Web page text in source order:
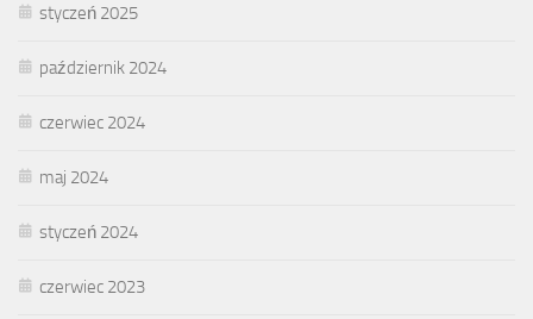
styczeń 2025
październik 2024
czerwiec 2024
maj 2024
styczeń 2024
czerwiec 2023